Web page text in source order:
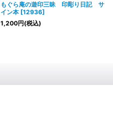
もぐら庵の遊印三昧 印彫り日記 サ
イン本 [12936]
1,200円(税込)